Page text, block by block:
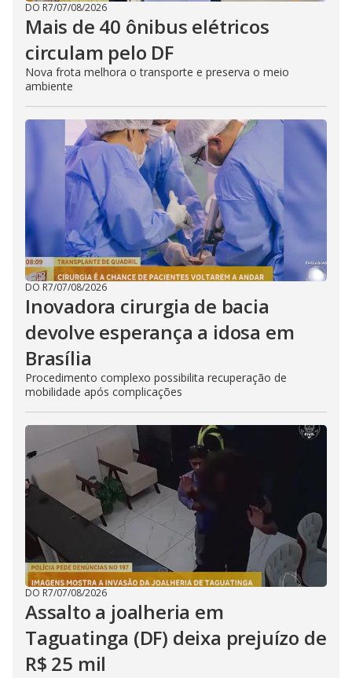
DO R7/07/08/2026
Mais de 40 ônibus elétricos
circulam pelo DF
Nova frota melhora o transporte e preserva o meio
ambiente
DO R7/07/08/2026
Inovadora cirurgia de bacia
devolve esperança a idosa em
Brasília
Procedimento complexo possibilita recuperação de
mobilidade após complicações
DO R7/07/08/2026
Assalto a joalheria em
Taguatinga (DF) deixa prejuízo de
R$ 25 mil